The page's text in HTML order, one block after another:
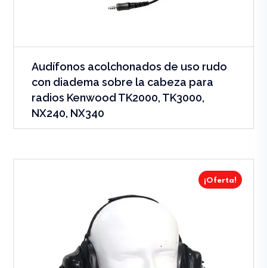
Audífonos acolchonados de uso rudo
con diadema sobre la cabeza para
radios Kenwood TK2000, TK3000,
NX240, NX340
¡Oferta!